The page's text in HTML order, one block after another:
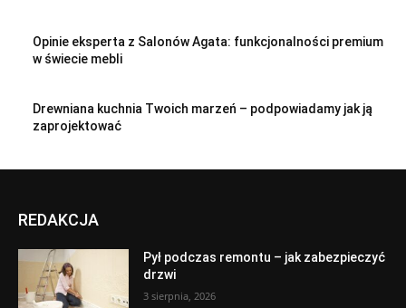
Opinie eksperta z Salonów Agata: funkcjonalności premium
w świecie mebli
Drewniana kuchnia Twoich marzeń – podpowiadamy jak ją
zaprojektować
REDAKCJA
Pył podczas remontu – jak zabezpieczyć
drzwi
3 sierpnia, 2026